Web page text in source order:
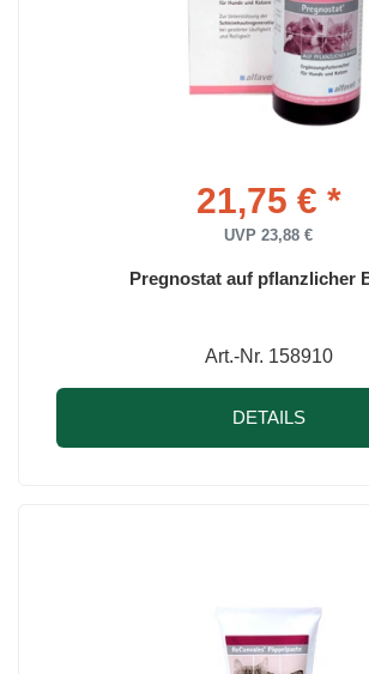
21,75 € *
UVP 23,88 €
Pregnostat auf pflanzlicher
Art.-Nr. 158910
DETAILS